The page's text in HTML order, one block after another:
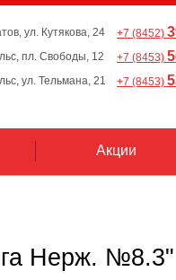
Нерж.
ул. Кутякова, 24 +7 (8452)
пл. Свободы, 12
+7 (8453)
ул. Тельмана, 21
+7 (8453)
Акции